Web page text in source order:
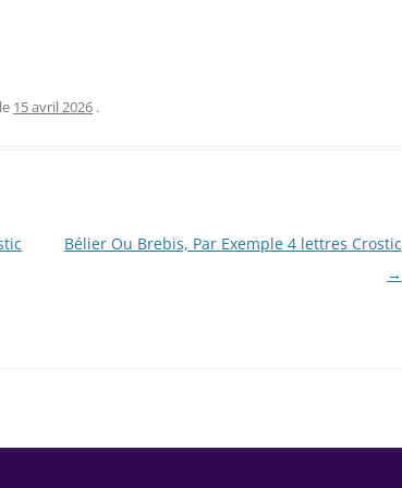
le 15 avril 2026 .
Bélier Ou Brebis, Par Exemple 4 lettres Crostic
→